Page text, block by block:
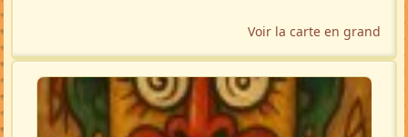
Voir la carte en grand